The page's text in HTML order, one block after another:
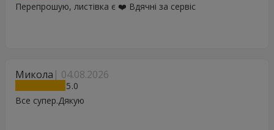
Перепрошую, листівка є ❤️ Вдячні за сервіс
Микола 04.08.2026
5
Все супер.Дякую